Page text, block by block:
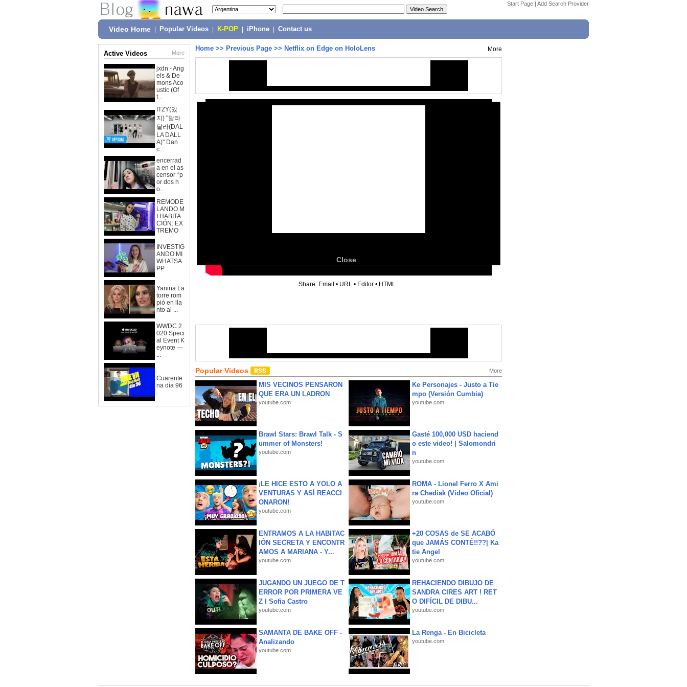
Start Page | Add Search Provider
Video Home Popular Videos K-POP iPhone Contact us
Active Videos More
jxdn - Ang
els & De
mons Aco
ustic (Of
f...
ITZY(있
지) "달라
달라(DAL
LA DALL
A)" Dan
c...
encerrad
a en el as
censor *p
or dos h
o...
REMODE
LANDO M
I HABITA
CIÓN: EX
TREMO
INVESTIG
ANDO MI
WHATSA
PP
Yanina La
torre rom
pió en lla
nto al ...
WWDC 2
020 Speci
al Event K
eynote —
...
Cuarente
na día 96
Home >> Previous Page >> Netflix on Edge on HoloLens More
Close
Share: Email • URL • Editor • HTML
Popular Videos More
MIS VECINOS PENSARON
QUE ERA UN LADRON
youtube.com
Ke Personajes - Justo a Tie
mpo (Versión Cumbia)
youtube.com
Brawl Stars: Brawl Talk - S
ummer of Monsters!
youtube.com
Gasté 100,000 USD haciend
o este video! | Salomondri
n
youtube.com
¡LE HICE ESTO A YOLO A
VENTURAS Y ASÍ REACCI
ONARON!
youtube.com
ROMA - Lionel Ferro X Ami
ra Chediak (Video Oficial)
youtube.com
ENTRAMOS A LA HABITAC
IÓN SECRETA Y ENCONTR
AMOS A MARIANA - Y...
youtube.com
+20 COSAS de SE ACABÓ
que JAMÁS CONTÉ!!??| Ka
tie Angel
youtube.com
JUGANDO UN JUEGO DE T
ERROR POR PRIMERA VE
Z l Sofia Castro
youtube.com
REHACIENDO DIBUJO DE
SANDRA CIRES ART ! RET
O DIFÍCIL DE DIBU...
youtube.com
SAMANTA DE BAKE OFF -
Analizando
youtube.com
La Renga - En Bicicleta
youtube.com